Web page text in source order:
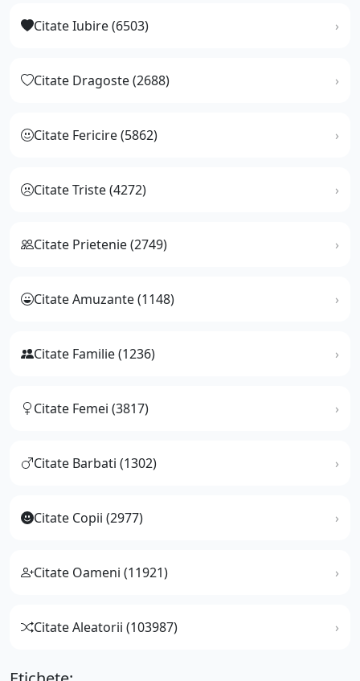
Citate Iubire (6503)
Citate Dragoste (2688)
Citate Fericire (5862)
Citate Triste (4272)
Citate Prietenie (2749)
Citate Amuzante (1148)
Citate Familie (1236)
Citate Femei (3817)
Citate Barbati (1302)
Citate Copii (2977)
Citate Oameni (11921)
Citate Aleatorii (103987)